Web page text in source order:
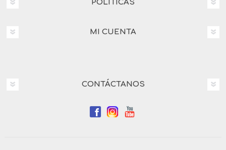
POLÍTICAS
MI CUENTA
CONTÁCTANOS